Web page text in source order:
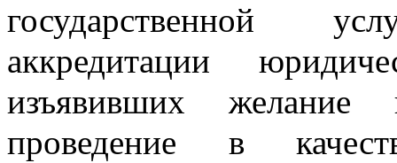
государственной
аккредитации
изъявивших желание
проведение в